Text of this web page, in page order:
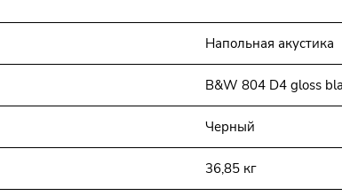
Напольная акустика
B&W 804 D4 gloss
Черный
36,85 кг